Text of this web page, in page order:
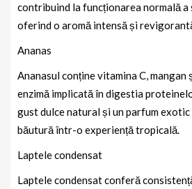
contribuind la funcționarea normală
oferind o aromă intensă și
Ananas
Ananasul conține vitamina C, mangan
enzimă implicată în digestia
gust dulce natural și un parfum
băutură într-o experiență tropicală.
Laptele condensat
Laptele condensat conferă